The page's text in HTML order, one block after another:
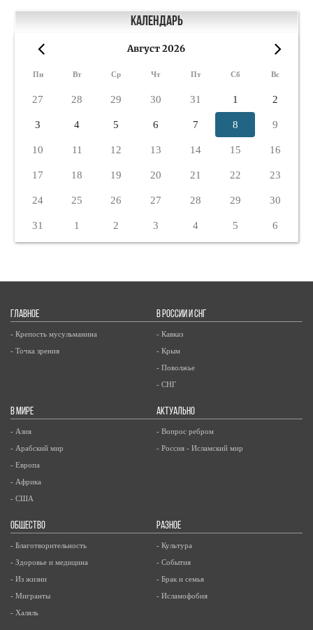
Календарь
Август 2026
Пн Вт Ср Чт Пт Сб Вс
27 28 29 30 31 1 2
3 4 5 6 7 8 9
10 11 12 13 14 15 16
17 18 19 20 21 22 23
24 25 26 27 28 29 30
31 1 2 3 4 5 6
ГЛАВНОЕ
- Крепость мусульманина
- Точка зрения
В РОССИИ И СНГ
- Кавказ
- Крым
- Поволжье
- СНГ
В МИРЕ
- Азия
- Арабский мир
- Европа
- Африка
- США
АКТУАЛЬНО
- Вопрос ребром
- Россия - Исламский мир
ОБЩЕСТВО
- Благотворительность
- Здоровье и медицина
- Из жизни
- Мигранты
- Халяль
РАЗНОЕ
- Культура
- События
- Брак и семья
- Исламофобия